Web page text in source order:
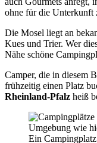
ohne für die Unterkunft
Die Mosel liegt an
Kues und Trier. Wer
Nähe schöne
Camper, die in diesem
frühzeitig einen Platz
Rheinland-Pfalz heiß
Ein